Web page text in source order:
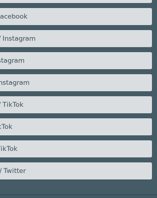
/ Instagram
TikTok
Twitter